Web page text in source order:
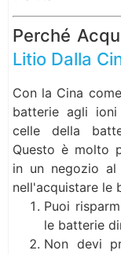
Perché
Litio Dalla
Con la Cina
batterie agli
celle della
Questo è molto
in un negozio
nell'acquistare le
Puoi
le batterie
Non devi